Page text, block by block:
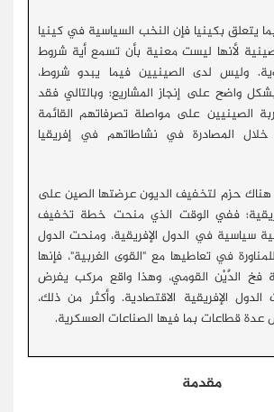
يتعلق بكينيا فإن النخب السياسية في كينيا
لأنها ليست معنية بأن تسمع أية شروط
وليس لدى الصينيين فيما يبدو شروط،
واضح على إنجاز المشاريع؛ وبالتالي فقد
الصينيين على مواصلة تصرفاتهم القائمة
المصادرة في نشاطاتهم في إفريقيا
هناك حزم لتخفيف الديون عرضتها الصين على
ففي الوقت الذي منحت خطة تخفيف
سياسية في الدول الإفريقية، ومنحت الدول
في تعاطيها مع "القوى الغربية"، فإنها
الدَّيْن القومي، وهذا واقع مركب يفرض
الإفريقية الاقتصادية. وأكثر من ذلك،
قطاعات بما فيها الصناعات العسكرية.
مقدمة